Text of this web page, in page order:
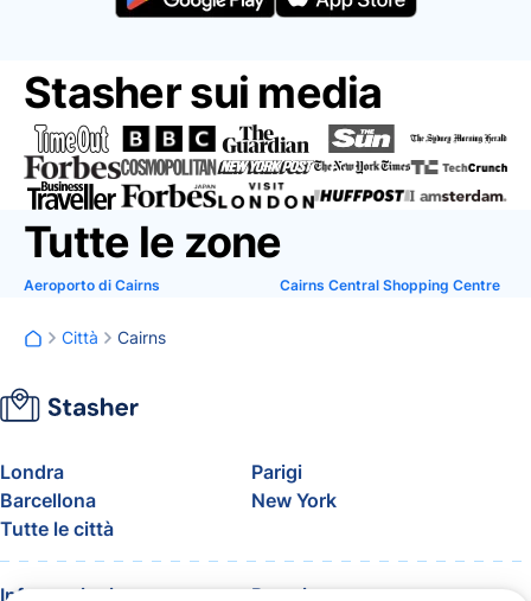
Stasher sui media
Tutte le zone
Aeroporto di Cairns Cairns Central Shopping Centre
Città Cairns
Londra
Parigi
Barcellona
New York
Tutte le città
Informazioni Prezzi